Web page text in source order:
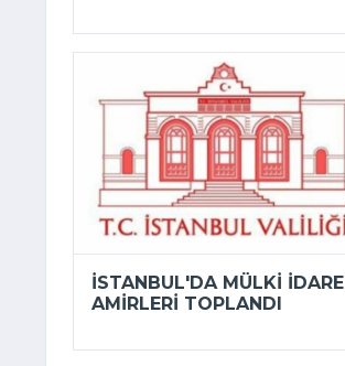
İSTANBUL'DA MÜLKI IDARE
AMIRLERI TOPLANDI